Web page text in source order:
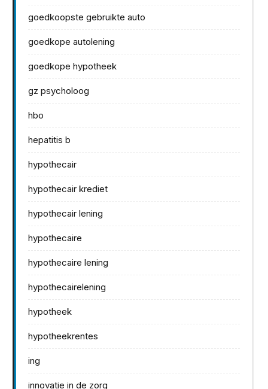
goedkoopste gebruikte auto
goedkope autolening
goedkope hypotheek
gz psycholoog
hbo
hepatitis b
hypothecair
hypothecair krediet
hypothecair lening
hypothecaire
hypothecaire lening
hypothecairelening
hypotheek
hypotheekrentes
ing
innovatie in de zorg